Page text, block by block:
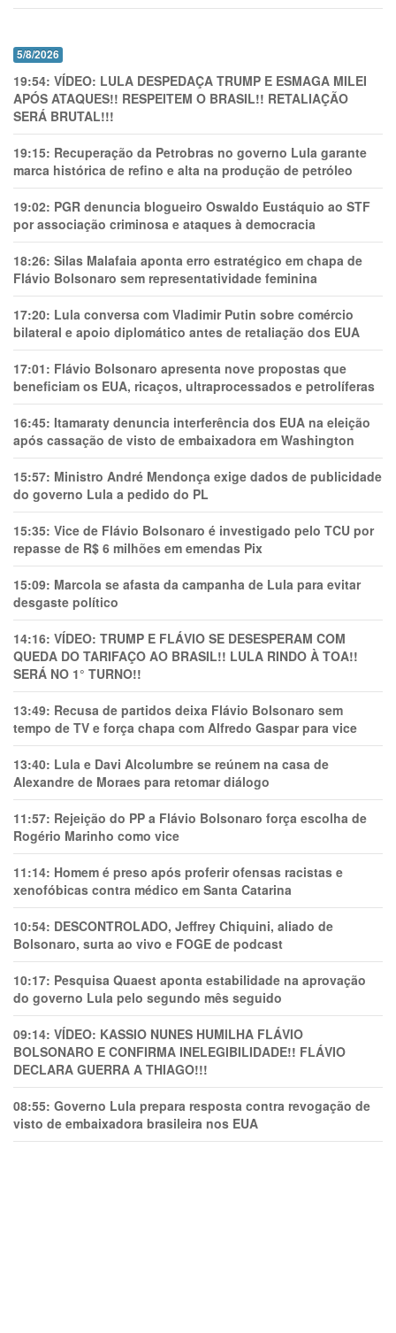
5/8/2026
19:54: VÍDEO: LULA DESPEDAÇA TRUMP E ESMAGA MILEI
APÓS ATAQUES!! RESPEITEM O BRASIL!! RETALIAÇÃO
SERÁ BRUTAL!!!
19:15: Recuperação da Petrobras no governo Lula garante
marca histórica de refino e alta na produção de petróleo
19:02: PGR denuncia blogueiro Oswaldo Eustáquio ao STF
por associação criminosa e ataques à democracia
18:26: Silas Malafaia aponta erro estratégico em chapa de
Flávio Bolsonaro sem representatividade feminina
17:20: Lula conversa com Vladimir Putin sobre comércio
bilateral e apoio diplomático antes de retaliação dos EUA
17:01: Flávio Bolsonaro apresenta nove propostas que
beneficiam os EUA, ricaços, ultraprocessados e petrolíferas
16:45: Itamaraty denuncia interferência dos EUA na eleição
após cassação de visto de embaixadora em Washington
15:57: Ministro André Mendonça exige dados de publicidade
do governo Lula a pedido do PL
15:35: Vice de Flávio Bolsonaro é investigado pelo TCU por
repasse de R$ 6 milhões em emendas Pix
15:09: Marcola se afasta da campanha de Lula para evitar
desgaste político
14:16: VÍDEO: TRUMP E FLÁVIO SE DESESPERAM COM
QUEDA DO TARIFAÇO AO BRASIL!! LULA RINDO À TOA!!
SERÁ NO 1° TURNO!!
13:49: Recusa de partidos deixa Flávio Bolsonaro sem
tempo de TV e força chapa com Alfredo Gaspar para vice
13:40: Lula e Davi Alcolumbre se reúnem na casa de
Alexandre de Moraes para retomar diálogo
11:57: Rejeição do PP a Flávio Bolsonaro força escolha de
Rogério Marinho como vice
11:14: Homem é preso após proferir ofensas racistas e
xenofóbicas contra médico em Santa Catarina
10:54: DESCONTROLADO, Jeffrey Chiquini, aliado de
Bolsonaro, surta ao vivo e FOGE de podcast
10:17: Pesquisa Quaest aponta estabilidade na aprovação
do governo Lula pelo segundo mês seguido
09:14: VÍDEO: KASSIO NUNES HUMlLHA FLÁVIO
BOLSONARO E CONFIRMA INELEGIBILIDADE!! FLÁVIO
DECLARA GUERRA A THIAGO!!!
08:55: Governo Lula prepara resposta contra revogação de
visto de embaixadora brasileira nos EUA